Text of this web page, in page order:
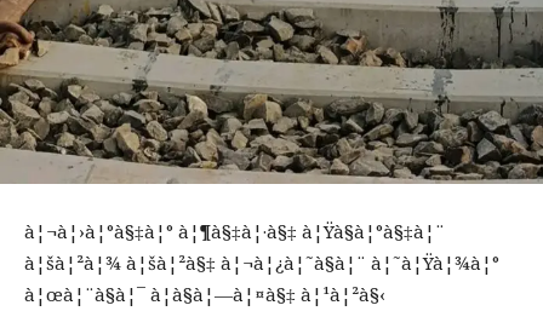
à¦¬à¦›à¦°à§‡à¦° à¦¶à§‡à¦·à§‡ à¦Ÿà§à¦°à§‡à¦¨
à¦šà¦²à¦¾ à¦šà¦²à§‡ à¦¬à¦¿à¦˜à§à¦¨ à¦˜à¦Ÿà¦¾à¦°
à¦œà¦¨à§à¦¯ à¦­à§à¦—à¦¤à§‡ à¦¹à¦²à§‹